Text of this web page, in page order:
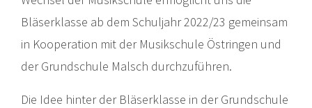
Bläserklasse ab dem Schuljahr 2022/23 gemeinsam
in Kooperation mit der Musikschule Östringen und
der Grundschule Malsch durchzuführen.
Die Idee hinter der Bläserklasse in der Grundschule